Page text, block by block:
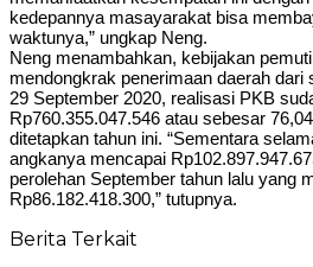
kedepannya masayarakat bisa
waktunya,” ungkap Neng.
Neng menambahkan, kebijakan
mendongkrak penerimaan daerah dari
29 September 2020, realisasi PKB
Rp760.355.047.546 atau sebesar
ditetapkan tahun ini. “Sementara
angkanya mencapai
perolehan September tahun lalu yang
Rp86.182.418.300,” tutupnya.
Berita Terkait